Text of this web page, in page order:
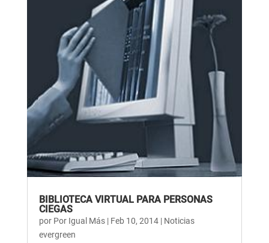
BIBLIOTECA VIRTUAL PARA PERSONAS
CIEGAS
por Por Igual Más| Feb 10, 2014| Noticias
evergreen